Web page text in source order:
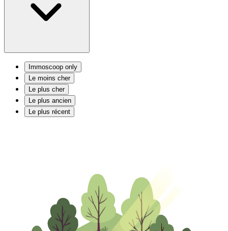
Immoscoop only
Le moins cher
Le plus cher
Le plus ancien
Le plus récent